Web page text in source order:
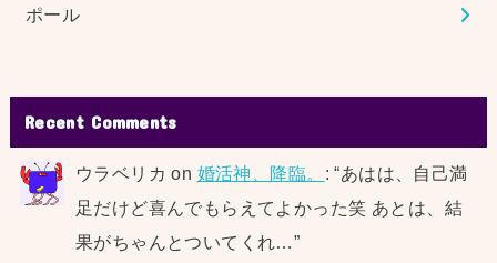
ポール
Recent Comments
ウラベリカ on 婚活神、降臨。 : “あはは、自己満
足だけど喜んでもらえてよかった笑 あとは、結
果がちゃんとついてくれ…”